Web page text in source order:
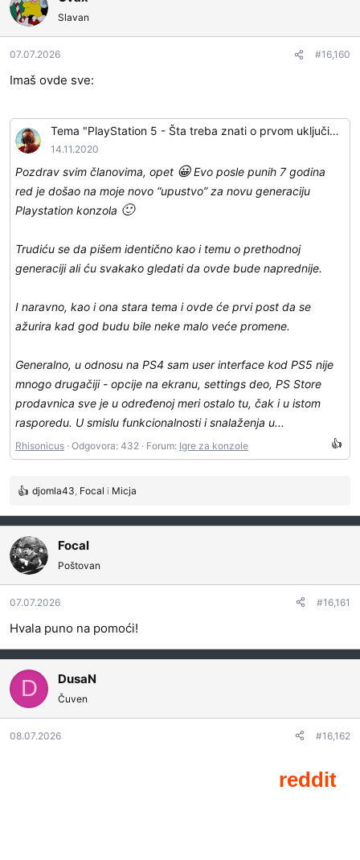
o
v
a
n
a
Slavan
07.07.2026 #16,160
Imaš ovde sve:
Tema "PlayStation 5 - Šta treba znati o prvom uključivanju, korišćenju i održavanju"
14.11.2020
Pozdrav svim članovima, opet 😀Evo posle punih 7 godina
red je došao na moje novo “upustvo” za novu generaciju
Playstation konzola 🙂
Trudiću se da pišem identično kao i temu o prethodnoj
generaciji ali ću svakako gledati da ovde bude naprednije.
I naravno, kao i ona stara tema i ovde će prvi post da se
ažurira kad god budu bile neke malo veće promene.
Generalno, u odnosu na PS4 sam user interface kod PS5 nije
mnogo drugačiji - opcije na ekranu, settings deo, PS Store
prodavnica sve je u određenoj meri ostalo tu, čak i u istom
rasporedu. U smislu funkcionalnosti i snalaženja u...
Rhisonicus Odgovora: 432 Forum: Igre za konzole
R
a
g
o
v
a
n
a
:
djomla43 Focal i Micja
Focal
Poštovan
07.07.2026 #16,161
Hvala puno na pomoći!
D DusaN
Čuven
08.07.2026 #16,162